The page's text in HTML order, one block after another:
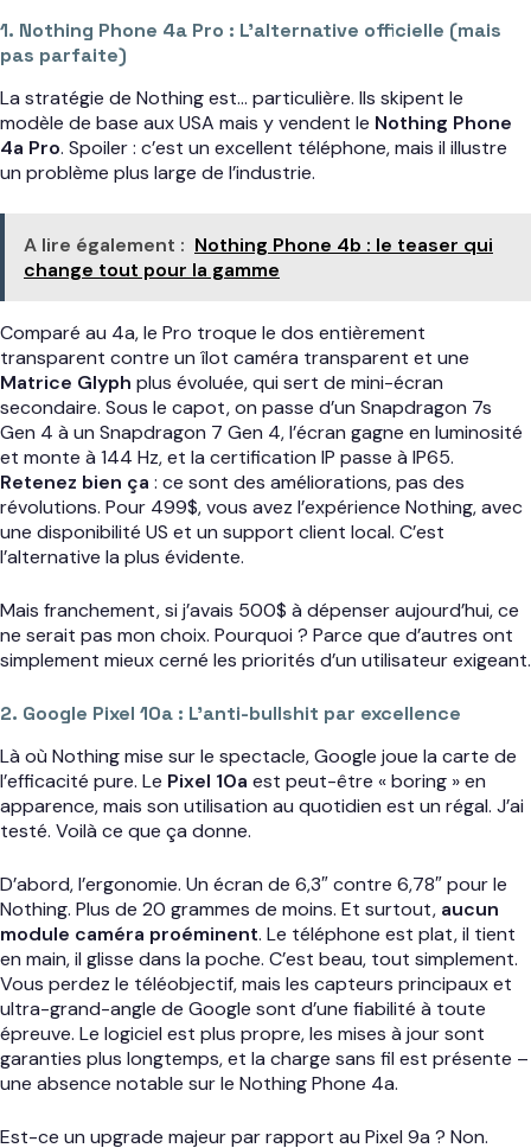
1. Nothing Phone 4a Pro : L’alternative officielle (mais
pas parfaite)
La stratégie de Nothing est… particulière. Ils skipent le
modèle de base aux USA mais y vendent le Nothing Phone
4a Pro. Spoiler : c’est un excellent téléphone, mais il illustre
un problème plus large de l’industrie.
A lire également : Nothing Phone 4b : le teaser qui
change tout pour la gamme
Comparé au 4a, le Pro troque le dos entièrement
transparent contre un îlot caméra transparent et une
Matrice Glyph plus évoluée, qui sert de mini-écran
secondaire. Sous le capot, on passe d’un Snapdragon 7s
Gen 4 à un Snapdragon 7 Gen 4, l’écran gagne en luminosité
et monte à 144 Hz, et la certification IP passe à IP65.
Retenez bien ça : ce sont des améliorations, pas des
révolutions. Pour 499$, vous avez l’expérience Nothing, avec
une disponibilité US et un support client local. C’est
l’alternative la plus évidente.
Mais franchement, si j’avais 500$ à dépenser aujourd’hui, ce
ne serait pas mon choix. Pourquoi ? Parce que d’autres ont
simplement mieux cerné les priorités d’un utilisateur exigeant.
2. Google Pixel 10a : L’anti-bullshit par excellence
Là où Nothing mise sur le spectacle, Google joue la carte de
l’efficacité pure. Le Pixel 10a est peut-être « boring » en
apparence, mais son utilisation au quotidien est un régal. J’ai
testé. Voilà ce que ça donne.
D’abord, l’ergonomie. Un écran de 6,3″ contre 6,78″ pour le
Nothing. Plus de 20 grammes de moins. Et surtout, aucun
module caméra proéminent. Le téléphone est plat, il tient
en main, il glisse dans la poche. C’est beau, tout simplement.
Vous perdez le téléobjectif, mais les capteurs principaux et
ultra-grand-angle de Google sont d’une fiabilité à toute
épreuve. Le logiciel est plus propre, les mises à jour sont
garanties plus longtemps, et la charge sans fil est présente –
une absence notable sur le Nothing Phone 4a.
Est-ce un upgrade majeur par rapport au Pixel 9a ? Non.